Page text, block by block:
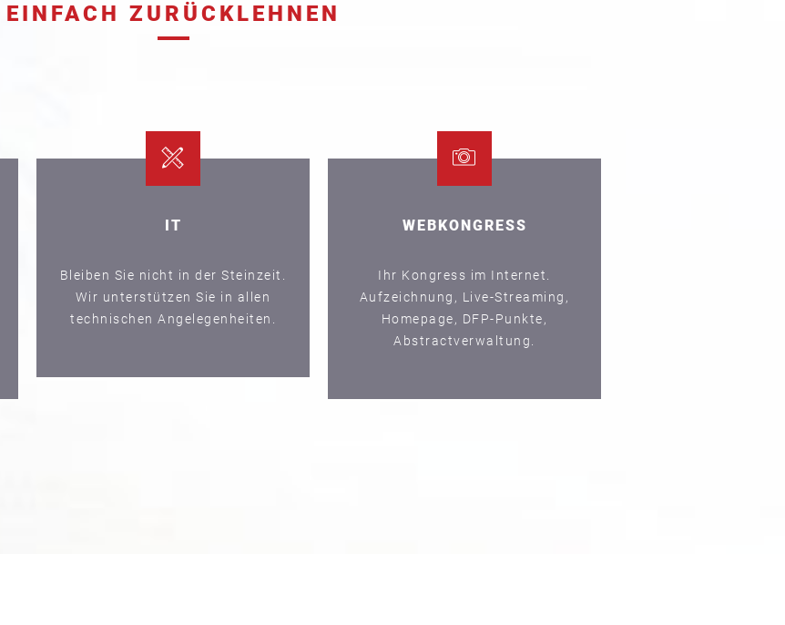
EINFACH ZURÜCKLEHNEN
IT
Bleiben Sie nicht in der Steinzeit.
Wir unterstützen Sie in allen
technischen Angelegenheiten.
WEBKONGRESS
Ihr Kongress im Internet.
Aufzeichnung, Live-Streaming,
Homepage, DFP-Punkte,
Abstractverwaltung.